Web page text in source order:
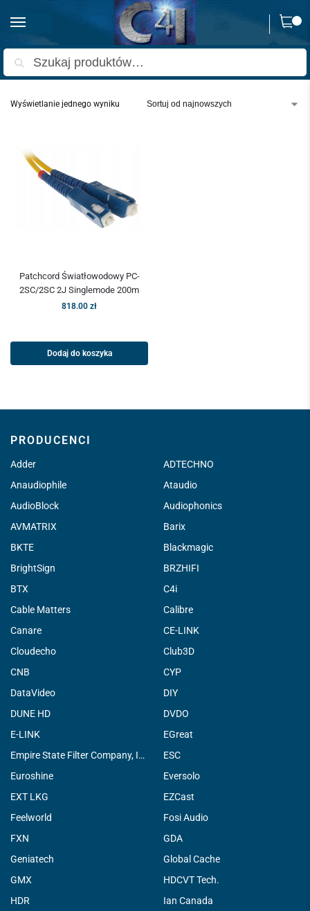
0
Strona główna Produkty oznaczone “patchcord sc/pc”
Wyświetlanie jednego wyniku
Patchcord Światłowodowy PC-
2SC/2SC 2J Singlemode 200m
818.00 zł
Dodaj do koszyka
PRODUCENCI
Adder
ADTECHNO
Anaudiophile
Ataudio
AudioBlock
Audiophonics
AVMATRIX
Barix
BKTE
Blackmagic
BrightSign
BRZHIFI
BTX
C4i
Cable Matters
Calibre
Canare
CE-LINK
Cloudecho
Club3D
CNB
CYP
DataVideo
DIY
DUNE HD
DVDO
E-LINK
EGreat
Empire State Filter Company, INC.
ESC
Euroshine
Eversolo
EXT LKG
EZCast
Feelworld
Fosi Audio
FXN
GDA
Geniatech
Global Cache
GMX
HDCVT Tech.
HDR
Ian Canada